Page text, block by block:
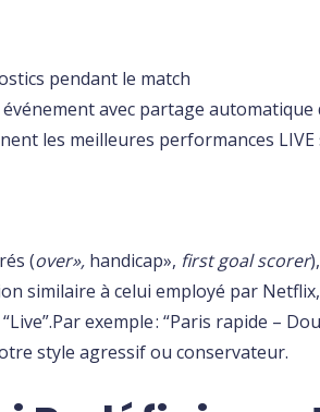
pendant le match
avec partage automatique
les meilleures performances
(over», handicap», first goal scorer
similaire à celui employé par
exemple : “Paris rapide –
style agressif ou conservateur.